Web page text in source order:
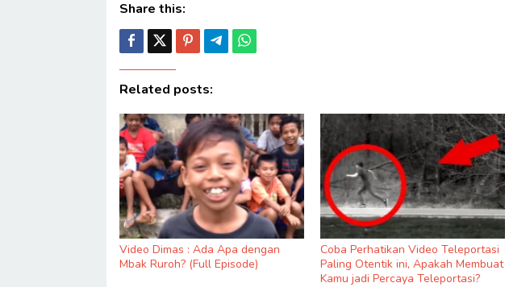
Share this:
Related posts:
Video Dimas : Ada Apa dengan
Mbak Ruroh? (Full Episode)
Coba Perhatikan Video Teleportasi
Paling Otentik ini, Apakah Membuat
Kamu jadi Percaya Teleportasi?